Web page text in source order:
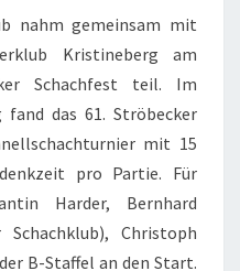
nahm gemeinsam mit
Kristineberg am
Schachfest teil. Im
fand das 61. Ströbecker
mit 15
pro Partie. Für
Harder, Bernhard
Christoph
B-Staffel an den Start.